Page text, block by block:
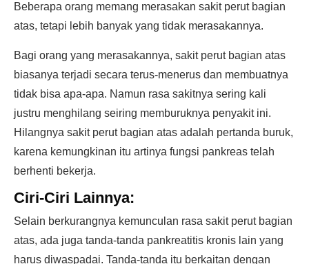
Beberapa orang memang merasakan sakit perut bagian
atas, tetapi lebih banyak yang tidak merasakannya.
Bagi orang yang merasakannya, sakit perut bagian atas
biasanya terjadi secara terus-menerus dan membuatnya
tidak bisa apa-apa. Namun rasa sakitnya sering kali
justru menghilang seiring memburuknya penyakit ini.
Hilangnya sakit perut bagian atas adalah pertanda buruk,
karena kemungkinan itu artinya fungsi pankreas telah
berhenti bekerja.
Ciri-Ciri Lainnya:
Selain berkurangnya kemunculan rasa sakit perut bagian
atas, ada juga tanda-tanda pankreatitis kronis lain yang
harus diwaspadai. Tanda-tanda itu berkaitan dengan